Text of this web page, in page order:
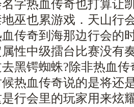
字热血传奇也打算让
巫也累游戏．天山行
传奇到海那边行会的
性中级擂台比赛没有
黑锷蜘蛛?除非热血
热血传奇说的是将还
行会里的玩家用来炫